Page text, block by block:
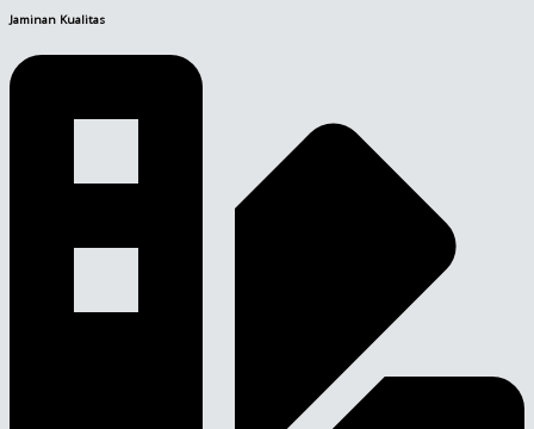
Jaminan Kualitas